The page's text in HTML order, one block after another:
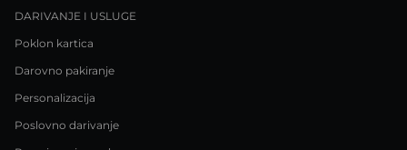
DARIVANJE I USLUGE
Poklon kartica
Darovno pakiranje
Personalizacija
Poslovno darivanje